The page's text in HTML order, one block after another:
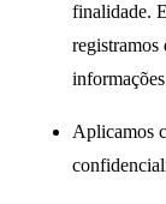
finalidade.
registramos
Aplicamos